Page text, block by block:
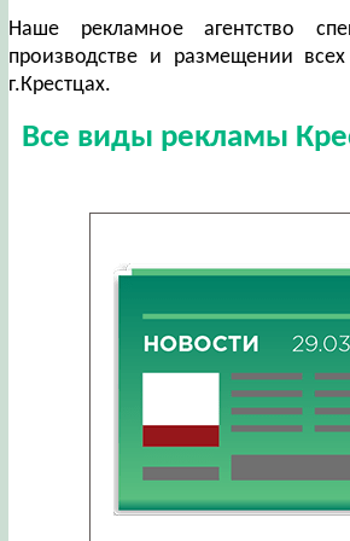
Наше рекламное агентство
производстве и размещении
г.Крестцах.
Все виды рекламы